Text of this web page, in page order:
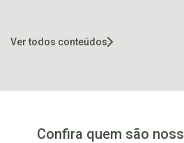
descartáveis durante
Ver todos conteúdos
Confira quem são